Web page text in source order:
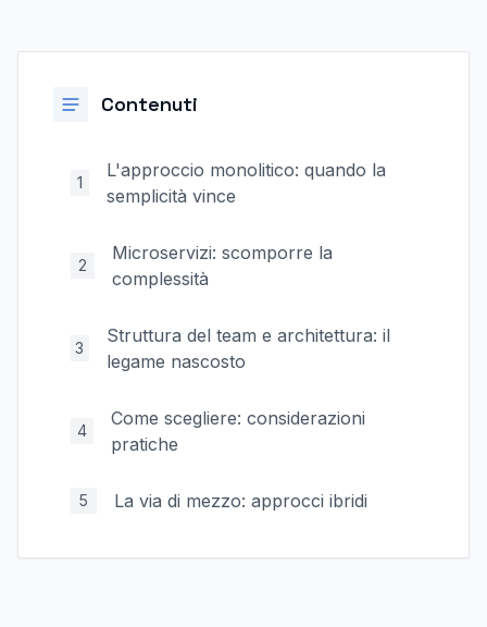
Contenuti
1
L'approccio monolitico: quando la
semplicità vince
2
Microservizi: scomporre la
complessità
3
Struttura del team e architettura: il
legame nascosto
4
Come scegliere: considerazioni
pratiche
5 La via di mezzo: approcci ibridi